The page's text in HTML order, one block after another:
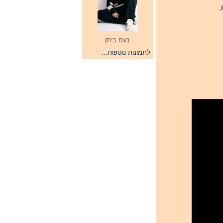
נעם ביתן
לתמונות נוספות...